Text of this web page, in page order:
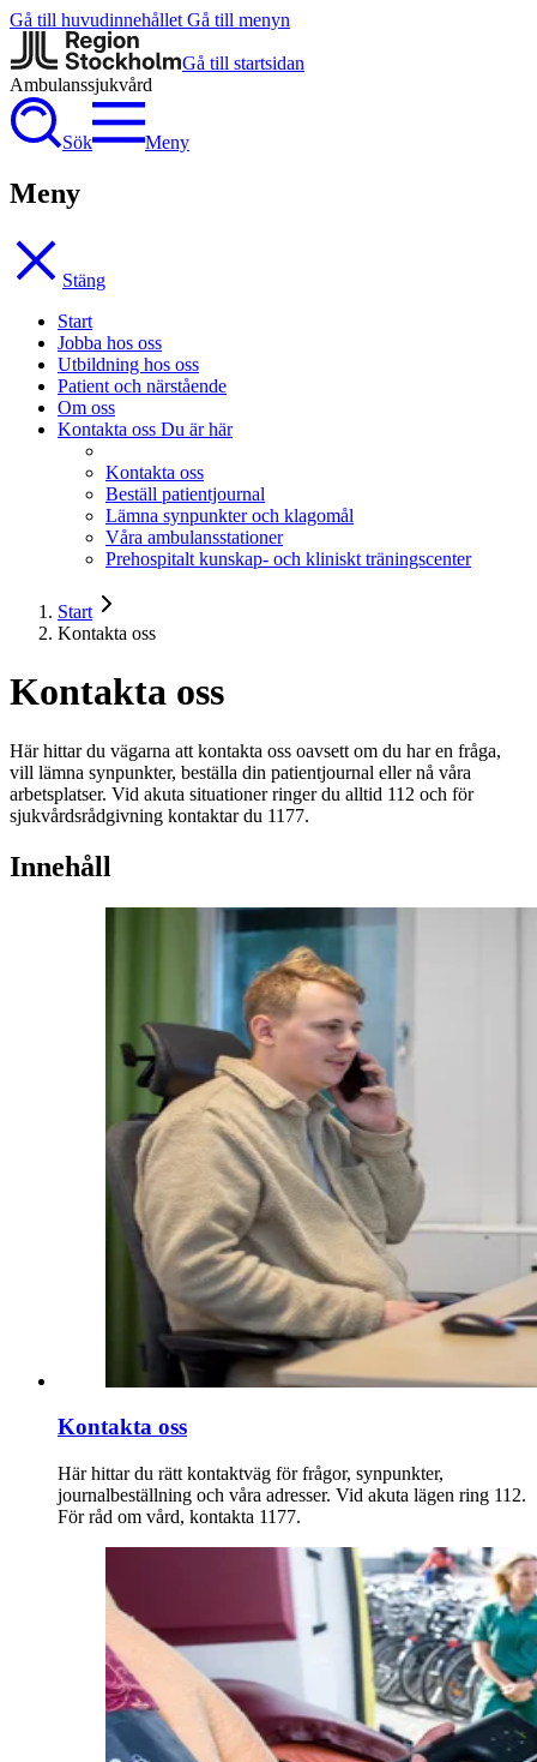
Gå till huvudinnehållet Gå till menyn
Gå till startsidan
Ambulanssjukvård
Sök Meny
Meny
Stäng
Start
Jobba hos oss
Utbildning hos oss
Patient och närstående
Om oss
Kontakta oss Du är här
Kontakta oss
Beställ patientjournal
Lämna synpunkter och klagomål
Våra ambulansstationer
Prehospitalt kunskap- och kliniskt träningscenter
Start
Kontakta oss
Kontakta oss
Här hittar du vägarna att kontakta oss oavsett om du har en fråga,
vill lämna synpunkter, beställa din patientjournal eller nå våra
arbetsplatser. Vid akuta situationer ringer du alltid 112 och för
sjukvårdsrådgivning kontaktar du 1177.
Innehåll
Kontakta oss
Här hittar du rätt kontaktväg för frågor, synpunkter,
journalbeställning och våra adresser. Vid akuta lägen ring 112.
För råd om vård, kontakta 1177.